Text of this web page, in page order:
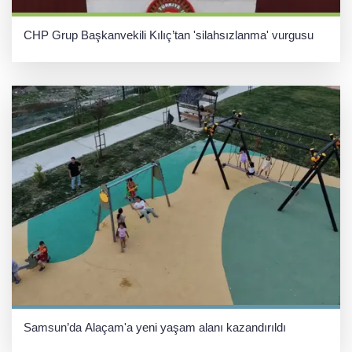
CHP Grup Başkanvekili Kılıç’tan 'silahsızlanma' vurgusu
Samsun’da Alaçam'a yeni yaşam alanı kazandırıldı